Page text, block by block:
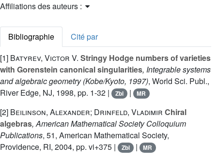
Affiliations des auteurs :
Bibliographie
Cité par
[1] Batyrev, Victor V. Stringy Hodge numbers of varieties
with Gorenstein canonical singularities, Integrable systems
and algebraic geometry (Kobe/Kyoto, 1997), World Sci. Publ.,
River Edge, NJ, 1998, pp. 1-32 |
Zbl | MR
[2] Beilinson, Alexander; Drinfeld, Vladimir Chiral
algebras, American Mathematical Society Colloquium
Publications, 51, American Mathematical Society,
Providence, RI, 2004, pp. vi+375 |
Zbl | MR